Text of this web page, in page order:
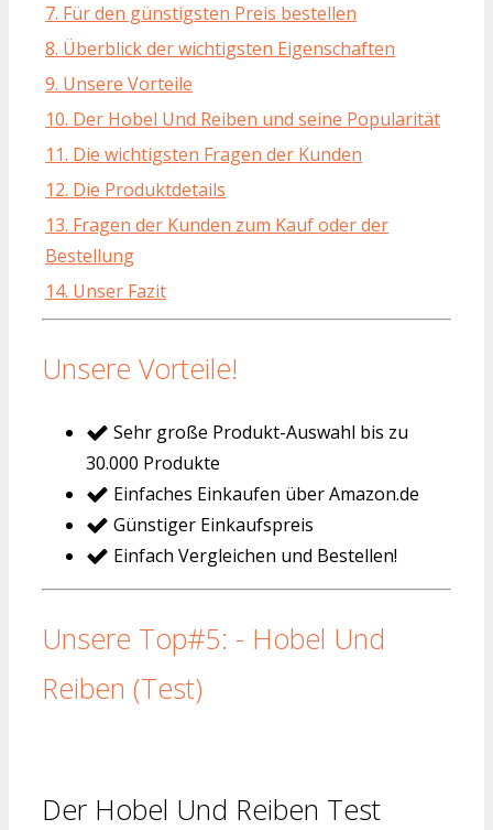
7. Für den günstigsten Preis bestellen
8. Überblick der wichtigsten Eigenschaften
9. Unsere Vorteile
10. Der Hobel Und Reiben und seine Popularität
11. Die wichtigsten Fragen der Kunden
12. Die Produktdetails
13. Fragen der Kunden zum Kauf oder der
Bestellung
14. Unser Fazit
Unsere Vorteile!
Sehr große Produkt-Auswahl bis zu
30.000 Produkte
Einfaches Einkaufen über Amazon.de
Günstiger Einkaufspreis
Einfach Vergleichen und Bestellen!
Unsere Top#5: - Hobel Und
Reiben (Test)
Der Hobel Und Reiben Test